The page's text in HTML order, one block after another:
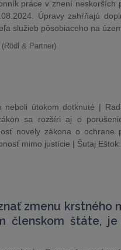
práce v znení neskorších
Úpravy zahŕňajú
služieb pôsobiaceho na
& Partner)
útokom dotknuté |
sa rozšíri aj o
novely zákona o ochrane
mimo justície | Šutaj
zmenu krstného
členskom štáte, je